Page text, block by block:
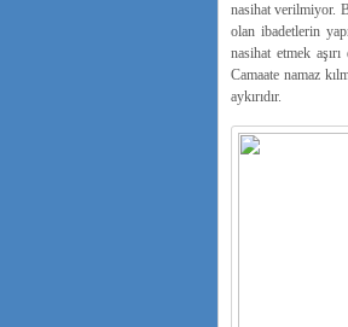
nasihat verilmiyor.
olan ibadetlerin
nasihat etmek
Camaate namaz
aykırıdır.